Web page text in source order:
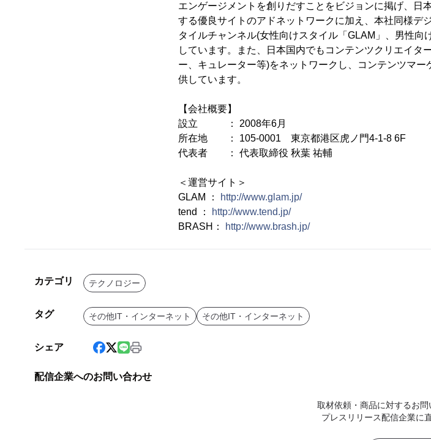
エンゲージメントを創りだすことをビジョンに掲げ、日
する優良サイトのアドネットワークに加え、本社同様デ
タイルチャンネル(女性向けスタイル「GLAM」、男性
しています。また、日本国内でもコンテンツクリエイタ
ー、キュレーター等)をネットワークし、コンテンツマ
供しています。
【会社概要】
設立 ： 2008年6月
所在地 ： 105-0001 東京都港区虎ノ門4-1-8 6F
代表者 ： 代表取締役 秋葉 祐輔
＜運営サイト＞
GLAM ：
http://www.glam.jp/
tend ：
http://www.tend.jp/
BRASH：
http://www.brash.jp/
カテゴリ テクノロジー
タグ その他IT・インターネット その他IT・インターネット
シェア
配信企業へのお問い合わせ
取材依頼・商品に対するお問
プレスリリース配信企業に